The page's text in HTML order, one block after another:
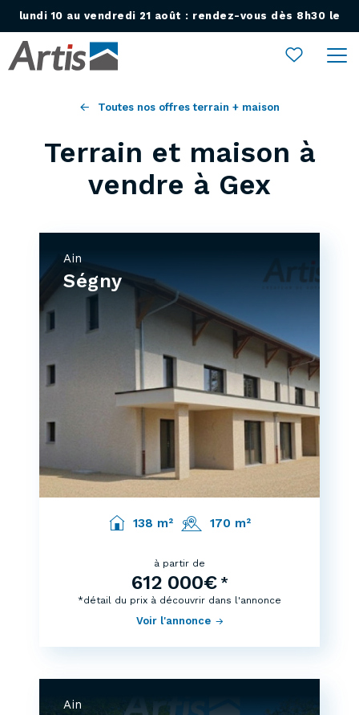
lundi 10 au vendredi 21 août : rendez-vous dès 8h30 le
Ouvrir le menu
Toutes nos offres terrain + maison
Terrain et maison à
vendre à Gex
Ain
Ségny
138 m² 170 m²
à partir de
612 000€ *
Voir l'annonce
*détail du prix à découvrir dans l'annonce
Ain